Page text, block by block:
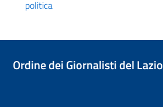
politica
Ordine dei Giornalisti del Lazio